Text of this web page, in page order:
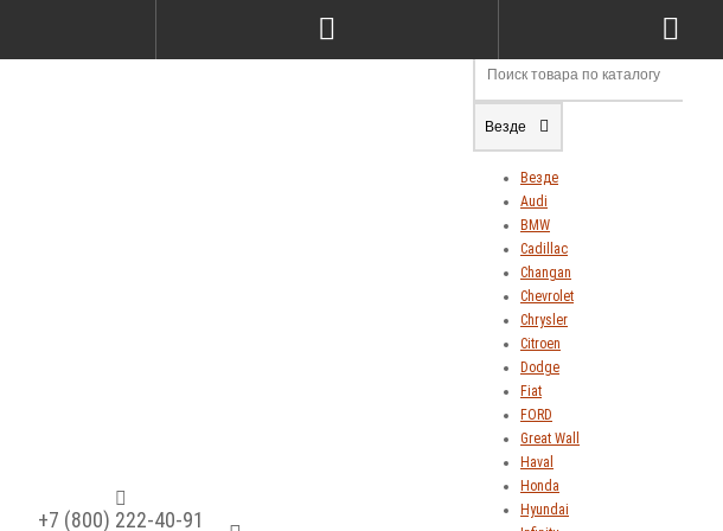
Сравнение товаров (0)
+7 (800) 222-40-91
Везде
Везде
Audi
BMW
Cadillac
Changan
Chevrolet
Chrysler
Citroen
Dodge
Fiat
FORD
Great Wall
Haval
Honda
Hyundai